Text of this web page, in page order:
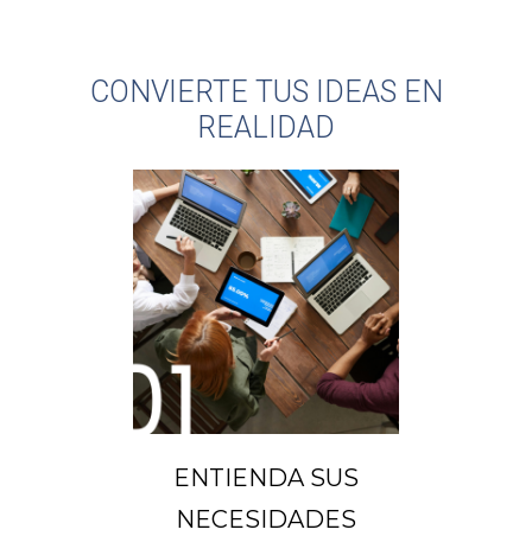
CONVIERTE TUS IDEAS EN
REALIDAD
ENTIENDA SUS
NECESIDADES